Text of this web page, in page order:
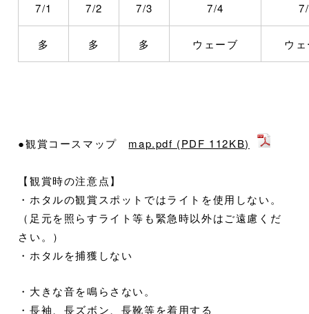
7/1 7/2 7/3 7/4
多 多 多 ウェーブ ウ
●観賞コースマップ map.pdf (PDF 112KB)
【観賞時の注意点】
・ホタルの観賞スポットではライトを使用しない。
（足元を照らすライト等も緊急時以外はご遠慮くだ
さい。）
・ホタルを捕獲しない
・大きな音を鳴らさない。
・長袖、長ズボン、長靴等を着用する